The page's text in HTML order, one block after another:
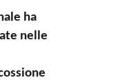
ha
nelle